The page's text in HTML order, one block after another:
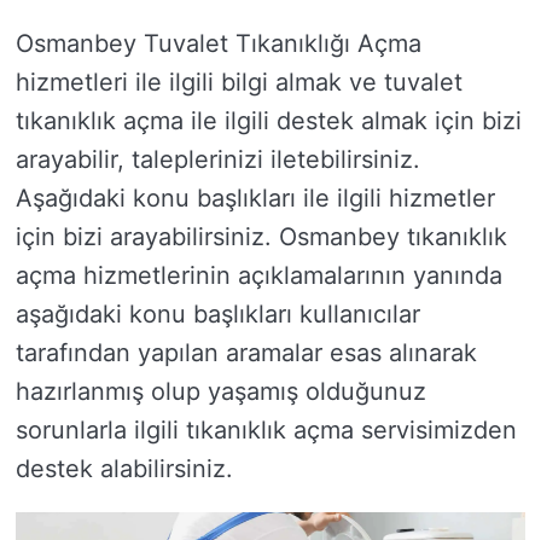
Osmanbey Tuvalet Tıkanıklığı Açma
hizmetleri ile ilgili bilgi almak ve tuvalet
tıkanıklık açma ile ilgili destek almak için bizi
arayabilir, taleplerinizi iletebilirsiniz.
Aşağıdaki konu başlıkları ile ilgili hizmetler
için bizi arayabilirsiniz. Osmanbey tıkanıklık
açma hizmetlerinin açıklamalarının yanında
aşağıdaki konu başlıkları kullanıcılar
tarafından yapılan aramalar esas alınarak
hazırlanmış olup yaşamış olduğunuz
sorunlarla ilgili tıkanıklık açma servisimizden
destek alabilirsiniz.